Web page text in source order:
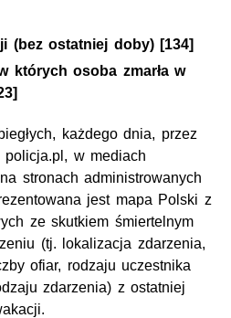
(bez ostatniej doby) [134]
których osoba zmarła w
każdego dnia, przez
w mediach
stronach administrowanych
jest mapa Polski z
ze skutkiem śmiertelnym
(tj. lokalizacja zdarzenia,
ofiar, rodzaju uczestnika
zdarzenia) z ostatniej